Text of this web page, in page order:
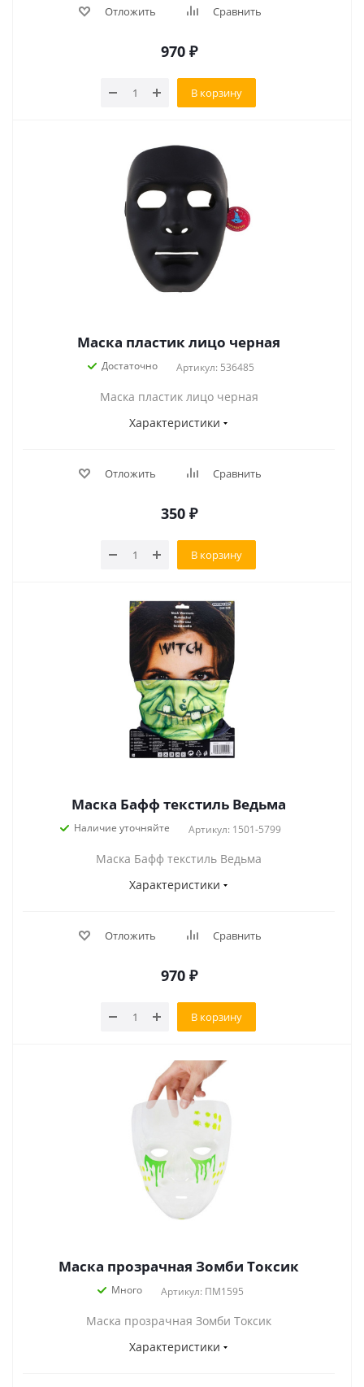
Отложить Сравнить
970 ₽
В корзину
Маска пластик лицо черная
Достаточно Артикул: 536485
Маска пластик лицо черная
Характеристики
Отложить Сравнить
350 ₽
В корзину
Маска Бафф текстиль Ведьма
Наличие уточняйте Артикул: 1501-5799
Маска Бафф текстиль Ведьма
Характеристики
Отложить Сравнить
970 ₽
В корзину
Маска прозрачная Зомби Токсик
Много Артикул: ПМ1595
Маска прозрачная Зомби Токсик
Характеристики